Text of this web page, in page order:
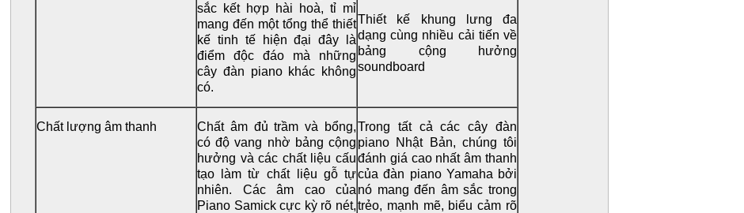
sắc kết hợp hài hoà, tỉ mỉ
mang đến một tổng thể thiết
kế tinh tế hiện đại đây là
điểm độc đáo mà những
cây đàn piano khác không
có.
Thiết kế khung lưng đa
dạng cùng nhiều cải tiến về
bảng cộng hưởng
soundboard
Chất lượng âm thanh
Chất âm đủ trầm và bổng,
có độ vang nhờ bảng cộng
hưởng và các chất liệu cấu
tạo làm từ chất liệu gỗ tự
nhiên. Các âm cao của
Piano Samick cực kỳ rõ nét,
Trong tất cả các cây đàn
piano Nhật Bản, chúng tôi
đánh giá cao nhất âm thanh
của đàn piano Yamaha bởi
nó mang đến âm sắc trong
trẻo, mạnh mẽ, biểu cảm rõ